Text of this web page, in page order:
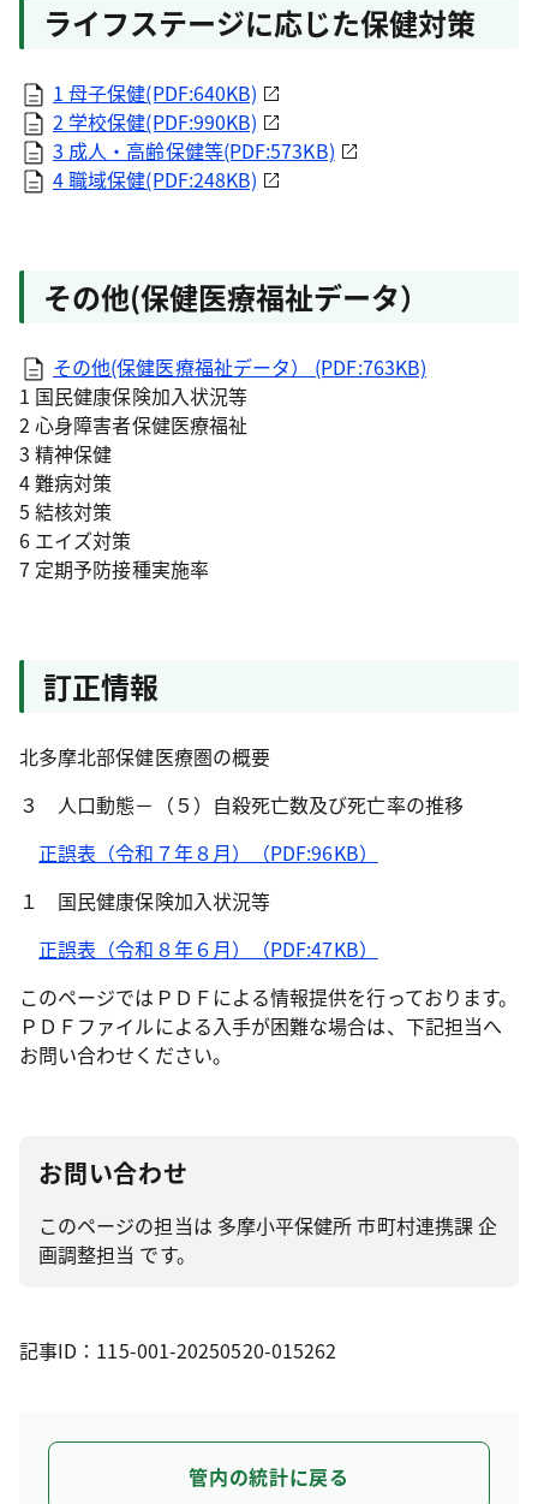
ライフステージに応じた保健対策
1 母子保健(PDF:640KB)
2 学校保健(PDF:990KB)
3 成人・高齢保健等(PDF:573KB)
4 職域保健(PDF:248KB)
その他(保健医療福祉データ）
その他(保健医療福祉データ） (PDF:763KB)
1 国民健康保険加入状況等
2 心身障害者保健医療福祉
3 精神保健
4 難病対策
5 結核対策
6 エイズ対策
7 定期予防接種実施率
訂正情報
北多摩北部保健医療圏の概要
３ 人口動態－（５）自殺死亡数及び死亡率の推移
正誤表（令和７年８月）（PDF:96KB）
１ 国民健康保険加入状況等
正誤表（令和８年６月）（PDF:47KB）
このページではＰＤＦによる情報提供を行っております。
ＰＤＦファイルによる入手が困難な場合は、下記担当へ
お問い合わせください。
お問い合わせ
このページの担当は 多摩小平保健所 市町村連携課 企
画調整担当 です。
記事ID：115-001-20250520-015262
管内の統計に戻る